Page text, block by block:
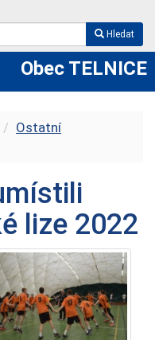
Hledat
Obec TELNICE
Ostatní
lize 2022